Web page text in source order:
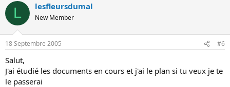
L lesfleursdumal
New Member
18 Septembre 2005 #6
Salut,
J'ai étudié les documents en cours et j'ai le plan si tu veux je te
le passerai